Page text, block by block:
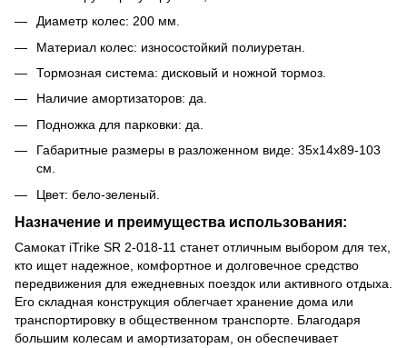
Диаметр колес: 200 мм.
Материал колес: износостойкий полиуретан.
Тормозная система: дисковый и ножной тормоз.
Наличие амортизаторов: да.
Подножка для парковки: да.
Габаритные размеры в разложенном виде: 35х14х89-103
см.
Цвет: бело-зеленый.
Назначение и преимущества использования:
Самокат iTrike SR 2-018-11 станет отличным выбором для тех,
кто ищет надежное, комфортное и долговечное средство
передвижения для ежедневных поездок или активного отдыха.
Его складная конструкция облегчает хранение дома или
транспортировку в общественном транспорте. Благодаря
большим колесам и амортизаторам, он обеспечивает